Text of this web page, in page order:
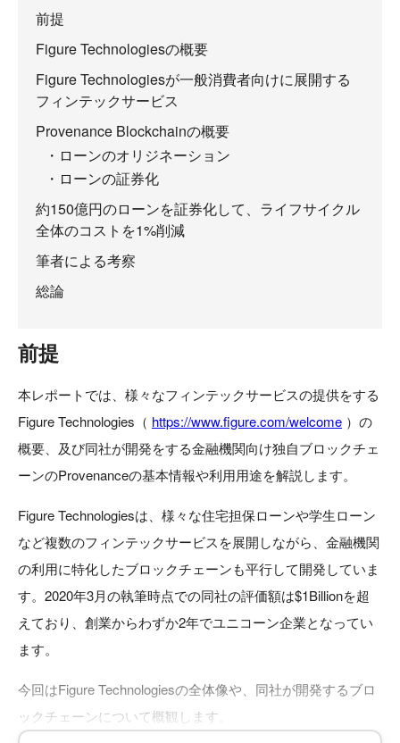
前提
Figure Technologiesの概要
Figure Technologiesが一般消費者向けに展開する
フィンテックサービス
Provenance Blockchainの概要
・ローンのオリジネーション
・ローンの証券化
約150億円のローンを証券化して、ライフサイクル
全体のコストを1%削減
筆者による考察
総論
前提
本レポートでは、様々なフィンテックサービスの提供をする
Figure Technologies（ https://www.figure.com/welcome ）の
概要、及び同社が開発をする金融機関向け独自ブロックチェ
ーンのProvenanceの基本情報や利用用途を解説します。
Figure Technologiesは、様々な住宅担保ローンや学生ローン
など複数のフィンテックサービスを展開しながら、金融機関
の利用に特化したブロックチェーンも平行して開発していま
す。2020年3月の執筆時点での同社の評価額は$1Billionを超
えており、創業からわずか2年でユニコーン企業となってい
ます。
今回はFigure Technologiesの全体像や、同社が開発するブロ
ックチェーンについて概観します。